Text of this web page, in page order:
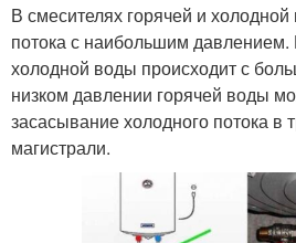
В смесителях горячей и
потока с наибольшим
холодной воды происходит с
низком давлении горячей воды
засасывание холодного потока в
магистрали.